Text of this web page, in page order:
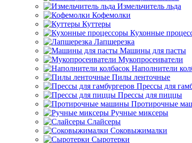
Измельчитель льда
Кофемолки
Куттеры
Кухонные
Лапшерезка
Машины для пасты
Мукопросеиватели
Наполнители
Пилы ленточные
Прессы для
Прессы для пиццы
Протирочные
Ручные миксеры
Слайсеры
Соковыжималки
Сыротерки